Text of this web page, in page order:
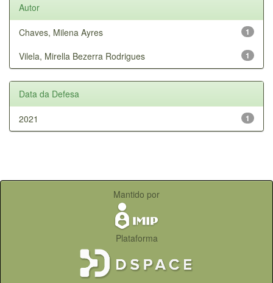
Autor
1
Chaves, Milena Ayres
1
Vilela, Mirella Bezerra Rodrigues
Data da Defesa
1
2021
Mantido por
Plataforma